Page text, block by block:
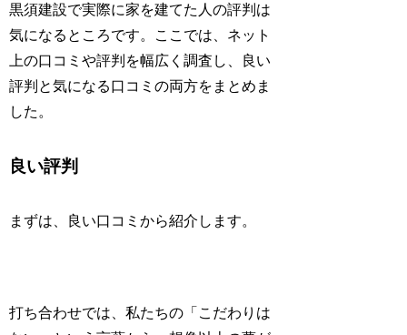
黒須建設で実際に家を建てた人の評判は
気になるところです。ここでは、ネット
上の口コミや評判を幅広く調査し、良い
評判と気になる口コミの両方をまとめま
した。
良い評判
まずは、良い口コミから紹介します。
打ち合わせでは、私たちの「こだわりは